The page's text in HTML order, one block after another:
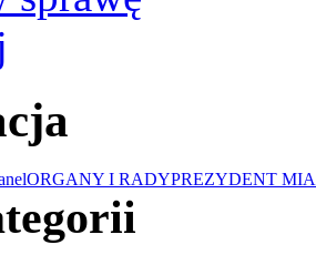
ORGANY I RADYPREZYDENT